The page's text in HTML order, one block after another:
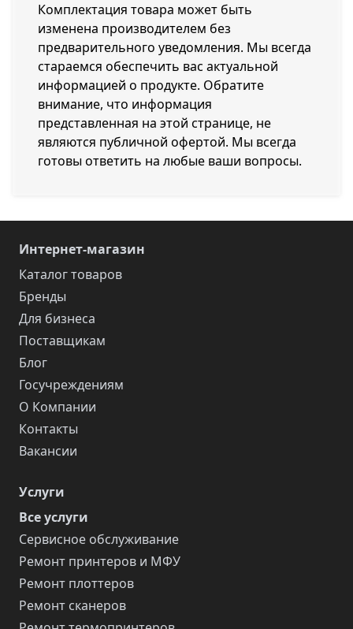
Комплектация товара может быть
изменена производителем без
предварительного уведомления. Мы всегда
стараемся обеспечить вас актуальной
информацией о продукте. Обратите
внимание, что информация
представленная на этой странице, не
являются публичной офертой. Мы всегда
готовы ответить на любые ваши вопросы.
Интернет-магазин
Каталог товаров
Бренды
Для бизнеса
Поставщикам
Блог
Госучреждениям
О Компании
Контакты
Вакансии
Услуги
Все услуги
Сервисное обслуживание
Ремонт принтеров и МФУ
Ремонт плоттеров
Ремонт сканеров